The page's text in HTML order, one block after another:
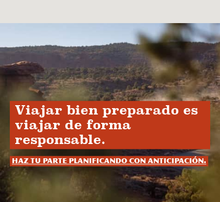
Viajar bien preparado es
viajar de forma
responsable.
Haz tu parte planificando con anticipación.